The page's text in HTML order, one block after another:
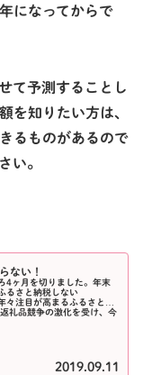
になってからで
て予測することし
を知りたい方は、
るものがあるので
い。
ない！
4ヶ月を切りました。年末
るさと納税しない
々注目が高まるふるさと納
礼品競争の激化を受け、今
2019.09.11